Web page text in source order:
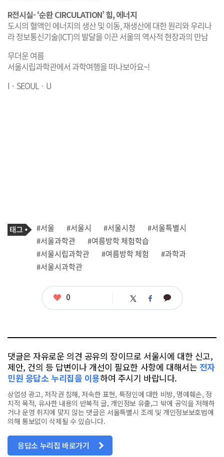
R전시실- ‘순환 CIRCULATION’ 힘, 에너지
도시의 혈액인 에너지의 생산 및 이동, 재생산에 대한 원리와 우리나
라 정보통신기술(ICT)의 발달을 이끈 서울의 역사적 현장과의 만남
무더운 여름
서울시립과학관에서 과학여행을 떠나보아요~!
I · SEOUL · U
기
사
관
련
태
그
태
그
#서울 #서울시 #서울시청
#서울특별시
#서울과학관
#여름방학 체험학습
#서울시립과학관
#여름방학 체험
#과학과
#서울시과학관
좋
0 트 페 카
댓글은 자유로운 의견 공유의 장이므로 서울시에 대한 신고,
제안, 건의 등 답변이나 개선이 필요한 사항에 대해서는 전자
민원 응답소 누리집을 이용하여 주시기 바랍니다.
상업성 광고, 저작권 침해, 저속한 표현, 특정인에 대한 비방, 명예훼손, 정
치적 목적, 유사한 내용의 반복적 글, 개인정보 유출,그 밖에 공익을 저해하
거나 운영 취지에 맞지 않는 댓글은 서울특별시 조례 및 개인정보보호법에
의해 통보없이 삭제될 수 있습니다.
응답소 누리집 바로가기